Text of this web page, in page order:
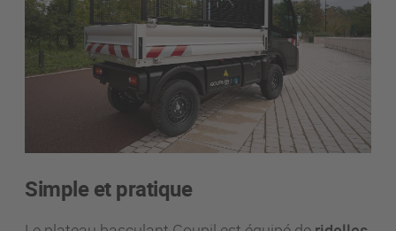
Simple et pratique